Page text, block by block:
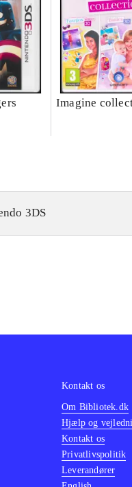
Imagine
3DS
Kontakt os
Om Bibliotek.dk
Hjælp og
Kontakt os
Privatlivspolitik
Leverandører